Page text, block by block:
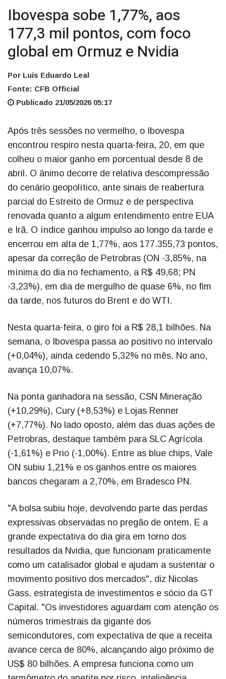
Ibovespa sobe 1,77%, aos
177,3 mil pontos, com foco
global em Ormuz e Nvidia
Por Luís Eduardo Leal
Fonte: CFB Official
Publicado 21/05/2026 05:17
Após três sessões no vermelho, o Ibovespa
encontrou respiro nesta quarta-feira, 20, em que
colheu o maior ganho em porcentual desde 8 de
abril. O ânimo decorre de relativa descompressão
do cenário geopolítico, ante sinais de reabertura
parcial do Estreito de Ormuz e de perspectiva
renovada quanto a algum entendimento entre EUA
e Irã. O índice ganhou impulso ao longo da tarde e
encerrou em alta de 1,77%, aos 177.355,73 pontos,
apesar da correção de Petrobras (ON -3,85%, na
mínima do dia no fechamento, a R$ 49,68; PN
-3,23%), em dia de mergulho de quase 6%, no fim
da tarde, nos futuros do Brent e do WTI.
Nesta quarta-feira, o giro foi a R$ 28,1 bilhões. Na
semana, o Ibovespa passa ao positivo no intervalo
(+0,04%), ainda cedendo 5,32% no mês. No ano,
avança 10,07%.
Na ponta ganhadora na sessão, CSN Mineração
(+10,29%), Cury (+8,53%) e Lojas Renner
(+7,77%). No lado oposto, além das duas ações de
Petrobras, destaque também para SLC Agrícola
(-1,61%) e Prio (-1,00%). Entre as blue chips, Vale
ON subiu 1,21% e os ganhos entre os maiores
bancos chegaram a 2,70%, em Bradesco PN.
"A bolsa subiu hoje, devolvendo parte das perdas
expressivas observadas no pregão de ontem. E a
grande expectativa do dia gira em torno dos
resultados da Nvidia, que funcionam praticamente
como um catalisador global e ajudam a sustentar o
movimento positivo dos mercados", diz Nicolas
Gass, estrategista de investimentos e sócio da GT
Capital. "Os investidores aguardam com atenção os
números trimestrais da gigante dos
semicondutores, com expectativa de que a receita
avance cerca de 80%, alcançando algo próximo de
US$ 80 bilhões. A empresa funciona como um